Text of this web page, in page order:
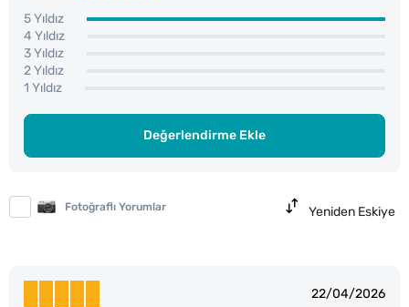
5 Yıldız
4 Yıldız
3 Yıldız
2 Yıldız
1 Yıldız
Değerlendirme Ekle
Fotoğraflı Yorumlar Yeniden Eskiye
22/04/2026